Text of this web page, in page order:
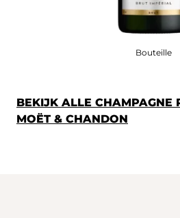
Bouteille
BEKIJK ALLE CHAMPAGNE
MOËT & CHANDON